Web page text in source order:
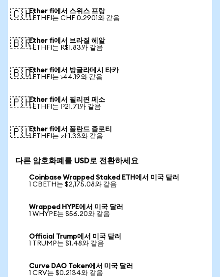
🇨🇭Ether fi에서 스위스 프랑
1 ETHFI는 CHF 0.2901와 같음
🇧🇷Ether fi에서 브라질 헤알
1 ETHFI는 R$1.83와 같음
🇧🇩Ether fi에서 방글라데시 타카
1 ETHFI는 ৳44.19와 같음
🇵🇭Ether fi에서 필리핀 페소
1 ETHFI는 ₱21.71와 같음
🇵🇱Ether fi에서 폴란드 즐로티
1 ETHFI는 zł 1.33와 같음
다른 암호화폐를 USD로 전환하세요
Coinbase Wrapped Staked ETH에서 미국 달러
1 CBETH는 $2,175.08와 같음
Wrapped HYPE에서 미국 달러
1 WHYPE는 $56.20와 같음
Official Trump에서 미국 달러
1 TRUMP는 $1.48와 같음
Curve DAO Token에서 미국 달러
1 CRV는 $0.2134와 같음